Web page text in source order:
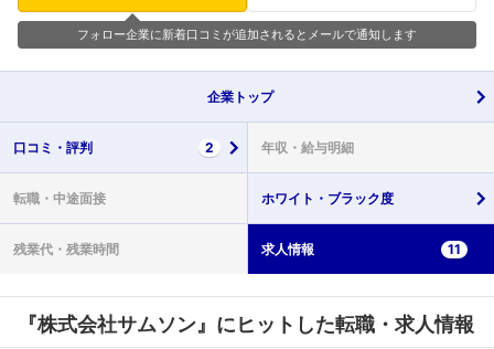
フォロー企業に新着口コミが追加されるとメールで通知します
企業 トップ
口コミ・ 評判 2 年収・ 給与明細
転職・ 中途面接 ホワイト・ ブラック度
残業代・ 残業時間 求人情報 11
『株式会社サムソン』にヒットした転職・求人情報